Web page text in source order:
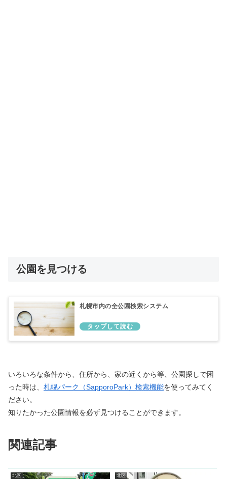
公園を見つける
札幌市内の全公園検索システム
いろいろな条件から、住所から、家の近くから等、公園探しで困
った時は、 札幌パーク（SapporoPark）検索機能を使ってみてく
ださい。
知りたかった公園情報を必ず見つけることができます。
関連記事
北区 北区